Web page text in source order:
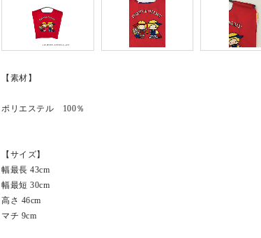
【素材】
ポリエステル 100％
【サイズ】
幅最長 43cm
幅最短 30cm
高さ 46cm
マチ 9cm